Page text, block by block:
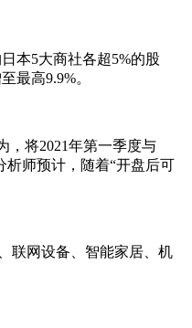
本5大商社各超5%的股
最高9.9%。
，将2021年第一季度与
析师预计，随着“开盘后可
联网设备、智能家居、机